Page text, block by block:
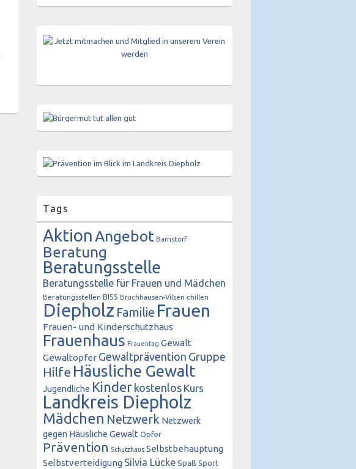
von 8 bis 11 Jahren
Tags
AktionAngebot Barnstorf
Beratung
Beratungsstelle
Beratungsstelle für Frauen und Mädchen
Beratungsstellen BISS Bruchhausen-Vilsen chillen
Diepholz Familie Frauen
Frauen- und Kinderschutzhaus
Frauenhaus Frauentag Gewalt
Gewaltopfer Gewaltprävention Gruppe
Hilfe Häusliche Gewalt
Jugendliche Kinder kostenlos Kurs
Landkreis Diepholz
Mädchen Netzwerk Netzwerk
gegen Häusliche Gewalt Opfer
Prävention Schutzhaus Selbstbehauptung
Selbstverteidigung Silvia Lücke Spaß Sport